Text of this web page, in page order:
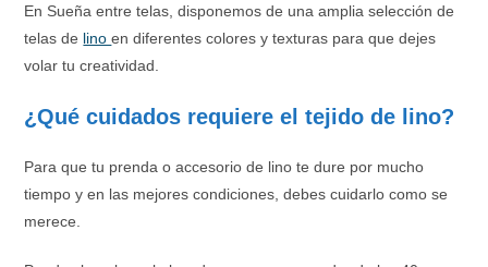
En Sueña entre telas, disponemos de una amplia selección de
telas de linoen diferentes colores y texturas para que dejes
volar tu creatividad.
¿Qué cuidados requiere el tejido de lino?
Para que tu prenda o accesorio de lino te dure por mucho
tiempo y en las mejores condiciones, debes cuidarlo como se
merece.